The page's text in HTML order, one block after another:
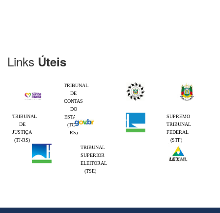
Links Úteis
TRIBUNAL
DE
CONTAS
DO
ESTADO
(TCE-
RS)
TRIBUNAL
DE
JUSTIÇA
(TJ-RS)
SUPREMO
TRIBUNAL
FEDERAL
(STF)
TRIBUNAL
SUPERIOR
ELEITORAL
(TSE)